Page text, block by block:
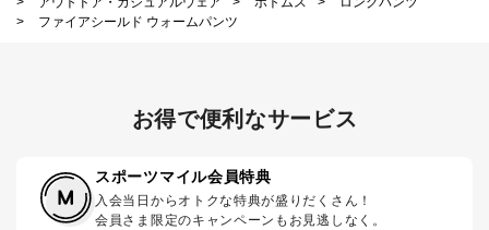
>
ファイアシールド ウォームパンツ
お得で便利なサービス
スポーツマイル会員特典
入会当日からオトクな特典が盛りだくさん！
会員さま限定のキャンペーンもお見逃しなく。